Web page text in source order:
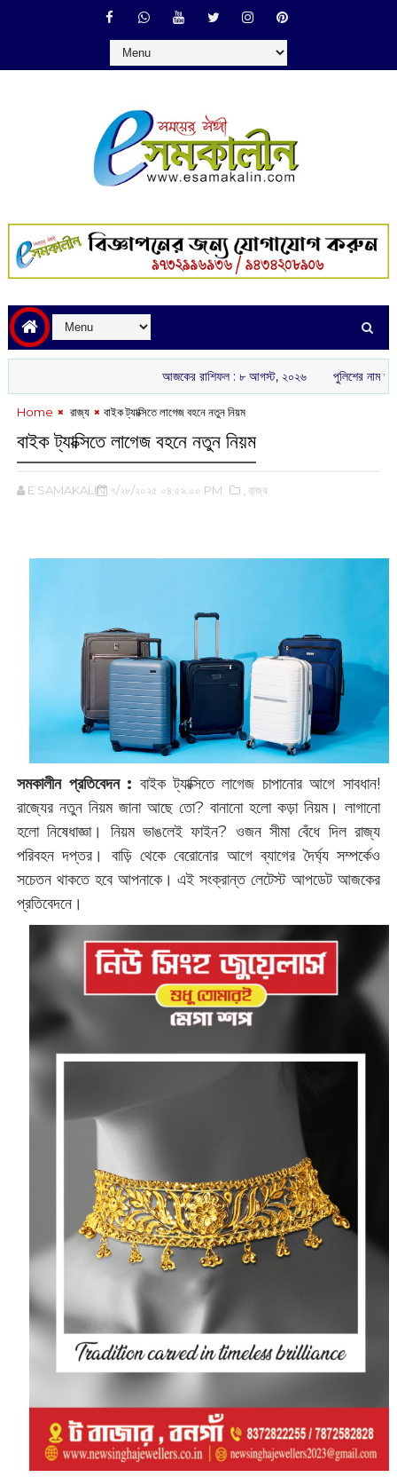
আজকের রাশিফল :‌ ‌‌৮ আগস্ট, ২০২৬ পুলিশের নাম ভাঙিয়ে
Home ‌ রাজ্য বাইক ট্যাক্সিতে লাগেজ ‌বহনে নতুন নিয়ম
বাইক ট্যাক্সিতে লাগেজ ‌বহনে নতুন নিয়ম
E SAMAKALIN ৭/২৮/২০২৫ ০৪:৫৯:০০ PM ,‌ রাজ্য
সমকালীন প্রতিবেদন : বাইক ট্যাক্সিতে লাগেজ চাপানোর আগে সাবধান!
রাজ্যের নতুন নিয়ম জানা আছে তো? বানানো হলো কড়া নিয়ম। লাগানো
হলো নিষেধাজ্ঞা। নিয়ম ভাঙলেই ফাইন? ওজন সীমা বেঁধে দিল রাজ্য
পরিবহন দপ্তর। বাড়ি থেকে বেরোনোর আগে ব্যাগের দৈর্ঘ্য সম্পর্কেও
সচেতন থাকতে হবে আপনাকে। এই সংক্রান্ত লেটেস্ট আপডেট আজকের
প্রতিবেদনে।